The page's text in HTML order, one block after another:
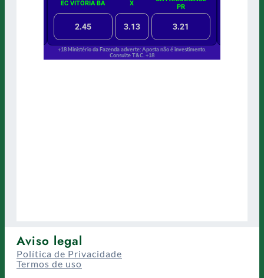
Aviso legal
Política de Privacidade
Termos de uso